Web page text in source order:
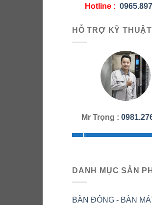
Hotline :
HỖ TRỢ KỸ THUẬT
Mr Trọng :
DANH MỤC SẢN
BÀN ĐÔNG - BÀN